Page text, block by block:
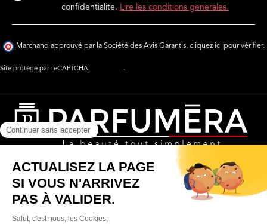
confidentialite. Lire les conditions generales.
Marchand approuvé par la Société des Avis Garantis, cliquez ici pour vérifier.
Site protégé par reCAPTCHA. -
Siège Social:
320 rue Saint Honoré, 75001, Paris